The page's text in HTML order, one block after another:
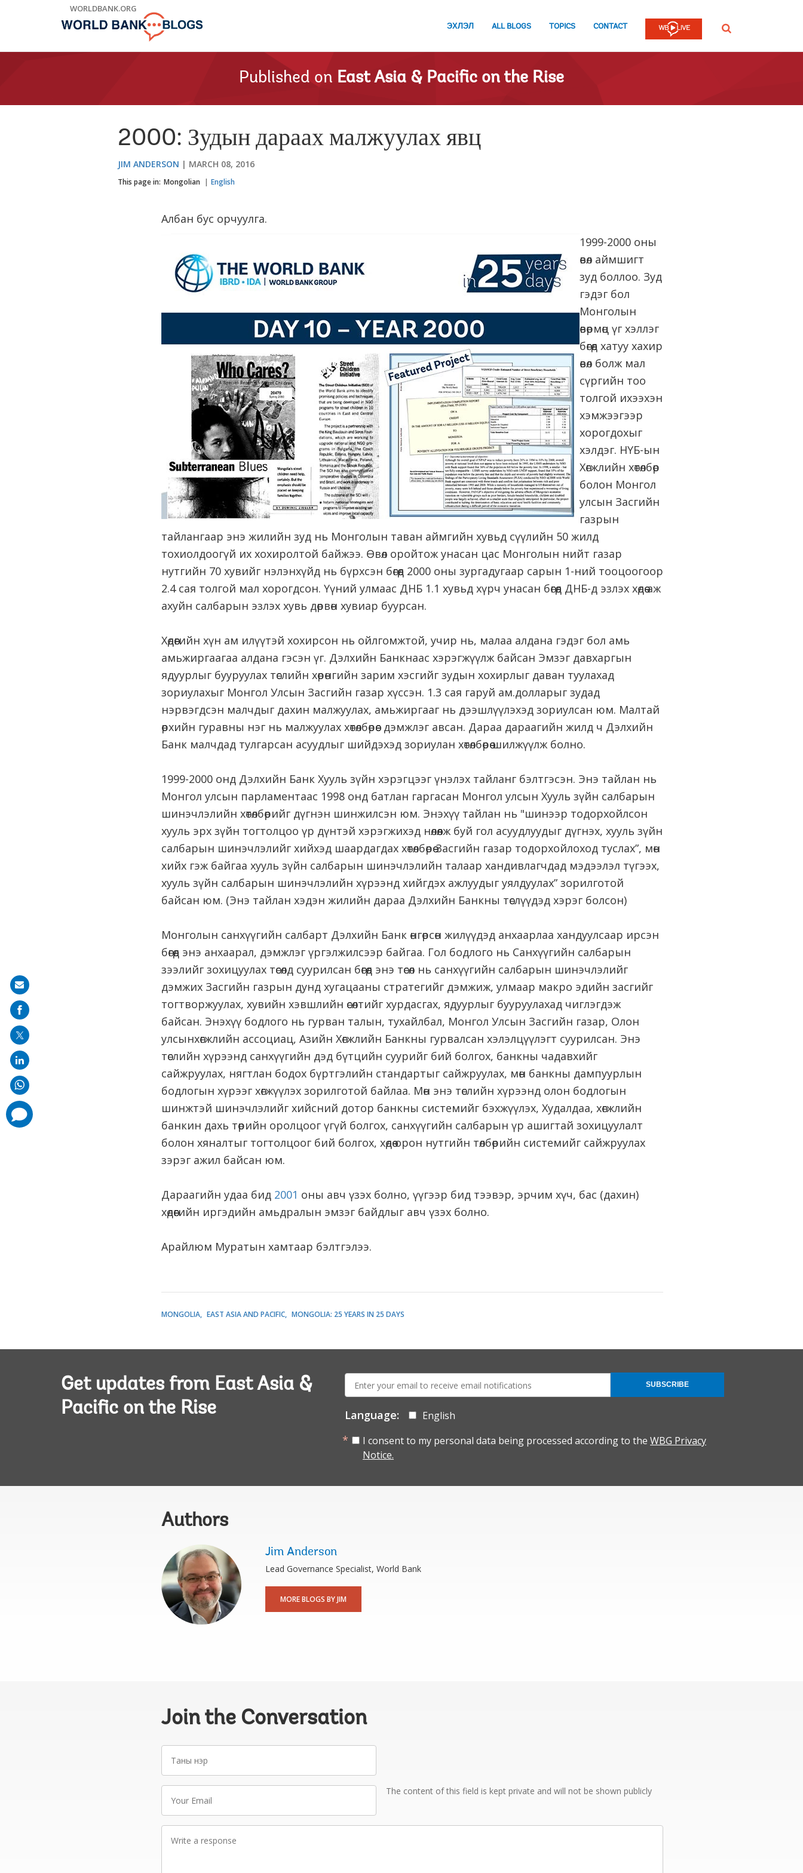
WORLDBANK.ORG
ЭХЛЭЛ ALL BLOGS TOPICS CONTACT SEARCH
Published on East Asia & Pacific on the Rise
2000: Зудын дараах малжуулах явц
JIM ANDERSON MARCH 08, 2016
This page in: Mongolian English
Албан бус орчуулга.
1999-2000 оны
өвөл аймшигт
зуд боллоо. Зуд
гэдэг бол
Монголын
өвөрмөц үг хэллэг
бөгөөд хатуу хахир
өвөл болж мал
сүргийн тоо
толгой ихээхэн
хэмжээгээр
хорогдохыг
хэлдэг. НҮБ-ын
Хөгжлийн хөтөлбөр
болон Монгол
улсын Засгийн
газрын
тайлангаар энэ жилийн зуд нь Монголын таван аймгийн хувьд сүүлийн 50 жилд
тохиолдоогүй их хохиролтой байжээ. Өвөл оройтож унасан цас Монголын нийт газар
нутгийн 70 хувийг нэлэнхүйд нь бүрхсэн бөгөөд 2000 оны зургадугаар сарын 1-ний тооцоогоор
2.4 сая толгой мал хорогдсон. Үүний улмаас ДНБ 1.1 хувьд хүрч унасан бөгөөд ДНБ-д эзлэх хөдөө аж
ахуйн салбарын эзлэх хувь дөрвөн хувиар буурсан.
Хөдөөгийн хүн ам илүүтэй хохирсон нь ойлгомжтой, учир нь, малаа алдана гэдэг бол амь
амьжиргаагаа алдана гэсэн үг. Дэлхийн Банкнаас хэрэгжүүлж байсан Эмзэг давхаргын
ядуурлыг бууруулах төслийн хөрөнгийн зарим хэсгийг зудын хохирлыг даван туулахад
зориулахыг Монгол Улсын Засгийн газар хүссэн. 1.3 сая гаруй ам.долларыг зудад
нэрвэгдсэн малчдыг дахин малжуулах, амьжиргааг нь дээшлүүлэхэд зориулсан юм. Малтай
өрхийн гуравны нэг нь малжуулах хөтөлбөрөөс дэмжлэг авсан. Дараа дараагийн жилд ч Дэлхийн
Банк малчдад тулгарсан асуудлыг шийдэхэд зориулан хөтөлбөрөө шилжүүлж болно.
1999-2000 онд Дэлхийн Банк Хууль зүйн хэрэгцээг үнэлэх тайланг бэлтгэсэн. Энэ тайлан нь
Монгол улсын парламентаас 1998 онд батлан гаргасан Монгол улсын Хууль зүйн салбарын
шинэчлэлийн хөтөлбөрийг дүгнэн шинжилсэн юм. Энэхүү тайлан нь "шинээр тодорхойлсон
хууль эрх зүйн тогтолцоо үр дүнтэй хэрэгжихэд нөлөөлж буй гол асуудлуудыг дүгнэх, хууль зүйн
салбарын шинэчлэлийг хийхэд шаардагдах хөтөлбөрөө Засгийн газар тодорхойлоход туслах”, мөн
хийх гэж байгаа хууль зүйн салбарын шинэчлэлийн талаар хандивлагчдад мэдээлэл түгээх,
хууль зүйн салбарын шинэчлэлийн хүрээнд хийгдэх ажлуудыг уялдуулах” зорилготой
байсан юм. (Энэ тайлан хэдэн жилийн дараа Дэлхийн Банкны төслүүдэд хэрэг болсон)
Монголын санхүүгийн салбарт Дэлхийн Банк өнгөрсөн жилүүдэд анхаарлаа хандуулсаар ирсэн
бөгөөд энэ анхаарал, дэмжлэг үргэлжилсээр байгаа. Гол бодлого нь Санхүүгийн салбарын
зээлийг зохицуулах төсөлд суурилсан бөгөөд энэ төсөл нь санхүүгийн салбарын шинэчлэлийг
дэмжих Засгийн газрын дунд хугацааны стратегийг дэмжиж, улмаар макро эдийн засгийг
тогтворжуулах, хувийн хэвшлийн өсөлтийг хурдасгах, ядуурлыг бууруулахад чиглэгдэж
байсан. Энэхүү бодлого нь гурван талын, тухайлбал, Монгол Улсын Засгийн газар, Олон
улсынхөгжлийн ассоциац, Азийн Хөгжлийн Банкны гурвалсан хэлэлцүүлэгт суурилсан. Энэ
төслийн хүрээнд санхүүгийн дэд бүтцийн суурийг бий болгох, банкны чадавхийг
сайжруулах, нягтлан бодох бүртгэлийн стандартыг сайжруулах, мөн банкны дампуурлын
бодлогын хүрээг хөгжүүлэх зорилготой байлаа. Мөн энэ төслийн хүрээнд олон бодлогын
шинжтэй шинэчлэлийг хийсний дотор банкны системийг бэхжүүлэх, Худалдаа, хөгжлийн
банкин дахь төрийн оролцоог үгүй болгох, санхүүгийн салбарын үр ашигтай зохицуулалт
болон хяналтыг тогтолцоог бий болгох, хөдөө орон нутгийн төлбөрийн системийг сайжруулах
зэрэг ажил байсан юм.
Дараагийн удаа бид 2001 оны авч үзэх болно, үүгээр бид тээвэр, эрчим хүч, бас (дахин)
хөдөөгийн иргэдийн амьдралын эмзэг байдлыг авч үзэх болно.
Арайлюм Муратын хамтаар бэлтгэлээ.
MONGOLIA EAST ASIA AND PACIFIC MONGOLIA: 25 YEARS IN 25 DAYS
Get updates from East Asia &
Pacific on the Rise
mail:
Language:
English
I consent to my personal data being processed according to the WBG Privacy
Notice.
SUBSCRIBE
Authors
Jim Anderson
Lead Governance Specialist, World Bank
MORE BLOGS BY JIM
Join the Conversation
нэр
Email
The content of this field is kept private and will not be shown publicly
Share
on
mail
comments
added